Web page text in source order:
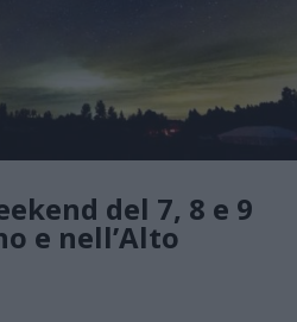
del 7, 8 e 9
e nell’Alto